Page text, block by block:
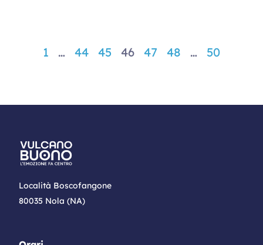
1 … 44 45 46 47 48 … 50
Località Boscofangone
80035 Nola (NA)